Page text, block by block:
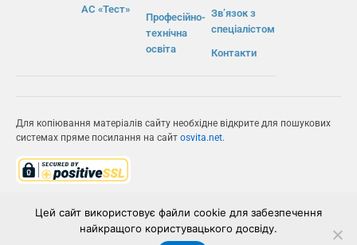
АС «Тест»
Професійно-
технічна
освіта
Зв’язок з
спеціалістом
Контакти
Для копіювання матеріалів сайту необхідне відкрите для пошукових
системах пряме посилання на сайт osvita.net.
ІВС «ОСВІТА»
Цей сайт використовує файли cookie для забезпечення
найкращого користувацького досвіду.